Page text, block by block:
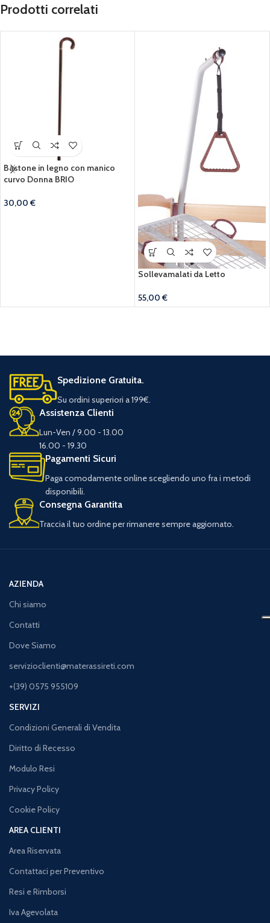
Prodotti correlati
Bastone in legno con manico
curvo Donna BRIO
30,00€
Sollevamalati da Letto
55,00€
Spedizione Gratuita.
Su ordini superiori a 199€.
Assistenza Clienti
Lun-Ven / 9.00 - 13.00
16.00 - 19.30
Pagamenti Sicuri
Paga comodamente online scegliendo uno fra i metodi
disponibili.
Consegna Garantita
Traccia il tuo ordine per rimanere sempre aggiornato.
AZIENDA
Chi siamo
Contatti
Dove Siamo
servizioclienti@materassireti.com
+(39) 0575 955109
SERVIZI
Condizioni Generali di Vendita
Diritto di Recesso
Modulo Resi
Privacy Policy
Cookie Policy
AREA CLIENTI
Area Riservata
Contattaci per Preventivo
Resi e Rimborsi
Iva Agevolata